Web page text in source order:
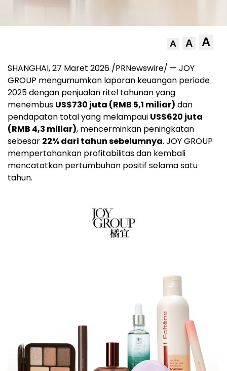
A A A
SHANGHAI, 27 Maret 2026 /PRNewswire/ — JOY
GROUP mengumumkan laporan keuangan periode
2025 dengan penjualan ritel tahunan yang
menembus US$730 juta (RMB 5,1 miliar) dan
pendapatan total yang melampaui US$620 juta
(RMB 4,3 miliar), mencerminkan peningkatan
sebesar 22% dari tahun sebelumnya. JOY GROUP
mempertahankan profitabilitas dan kembali
mencatatkan pertumbuhan positif selama satu
tahun.